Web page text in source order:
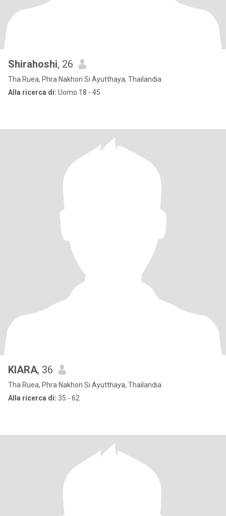
Shirahoshi, 26
Tha Ruea, Phra Nakhon Si Ayutthaya, Thailandia
Alla ricerca di: Uomo 18 - 45
KIARA, 36
Tha Ruea, Phra Nakhon Si Ayutthaya, Thailandia
Alla ricerca di: 35 - 62